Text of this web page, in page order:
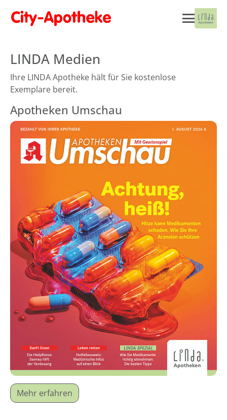
LINDA Medien
Ihre LINDA Apotheke hält für Sie kostenlose
Exemplare bereit.
Apotheken Umschau
Mehr erfahren